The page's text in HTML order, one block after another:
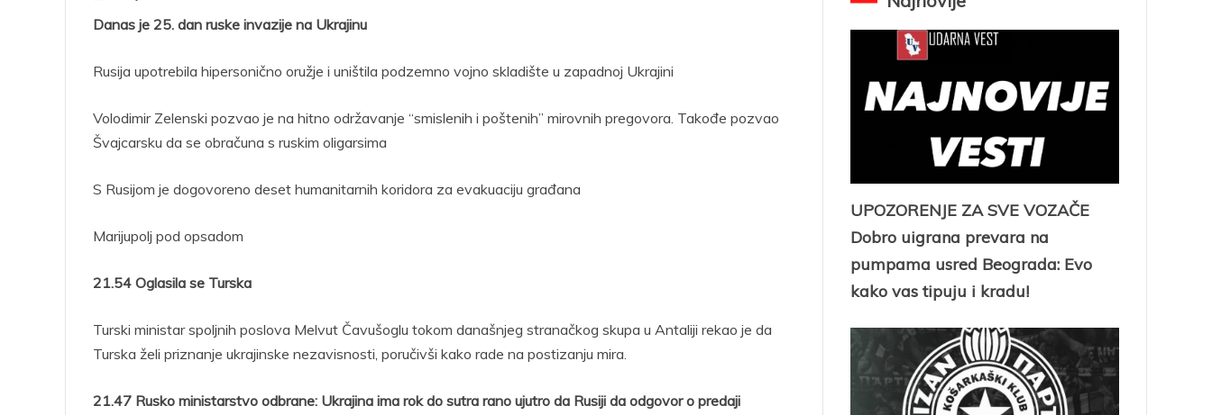
Danas je 25. dan ruske invazije na Ukrajinu
Rusija upotrebila hipersonično oružje i uništila podzemno vojno skladište u zapadnoj Ukrajini
Volodimir Zelenski pozvao je na hitno održavanje “smislenih i poštenih” mirovnih pregovora. Takođe pozvao
Švajcarsku da se obračuna s ruskim oligarsima
S Rusijom je dogovoreno deset humanitarnih koridora za evakuaciju građana
Marijupolj pod opsadom
21.54 Oglasila se Turska
Turski ministar spoljnih poslova Melvut Čavušoglu tokom današnjeg stranačkog skupa u Antaliji rekao je da
Turska želi priznanje ukrajinske nezavisnosti, poručivši kako rade na postizanju mira.
21.47 Rusko ministarstvo odbrane: Ukrajina ima rok do sutra rano ujutro da Rusiji da odgovor o predaji
UPOZORENJE ZA SVE VOZAČE
Dobro uigrana prevara na
pumpama usred Beograda: Evo
kako vas tipuju i kradu!